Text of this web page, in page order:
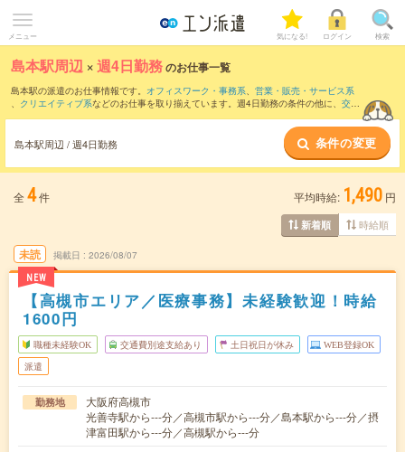
メニュー 気になる! ログイン 検索
島本駅周辺 ×週4日勤務のお仕事一覧
島本駅の派遣のお仕事情報です。 オフィスワーク・事務系、 営業・販売・サービス系
、 クリエイティブ系などのお仕事を取り揃えています。週4日勤務の条件の他に、 交通
島本駅周辺 / 週4日勤務 条件の変更
全 4件 平均時給: 1,490 円
新着順 時給順
未読
NEW
掲載日 2026/08/07
【高槻市エリア／医療事務】未経験歓迎！時給
1600円
職種未経験OK 交通費別途支給あり 土日祝日が休み WEB登録OK
派遣
勤務地
大阪府高槻市
光善寺駅から---分／高槻市駅から---分／島本駅から---分／摂
津富田駅から---分／高槻駅から---分